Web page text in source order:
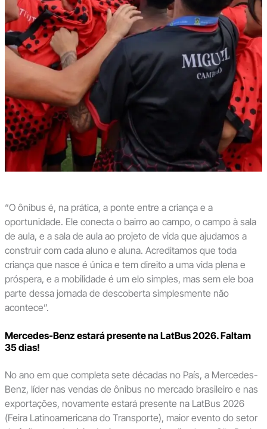
“O ônibus é, na prática, a ponte entre a criança e a
oportunidade. Ele conecta o bairro ao campo, o campo à sala
de aula, e a sala de aula ao projeto de vida que ajudamos a
construir com cada aluno e aluna. Acreditamos que toda
criança que nasce é única e tem direito a uma vida plena e
próspera, e a mobilidade é um elo simples, mas sem ele boa
parte dessa jornada de descoberta simplesmente não
acontece”.
Mercedes-Benz estará presente na LatBus 2026. Faltam
35 dias!
No ano em que completa sete décadas no País, a Mercedes-
Benz, líder nas vendas de ônibus no mercado brasileiro e nas
exportações, novamente estará presente na LatBus 2026
(Feira Latinoamericana do Transporte), maior evento do setor